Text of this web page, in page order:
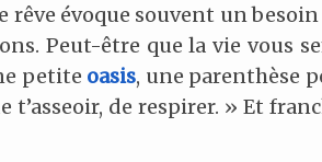
rêve évoque souvent un
Peut-être que la vie vous
petite oasis, une parenthèse
t’asseoir, de respirer. » Et